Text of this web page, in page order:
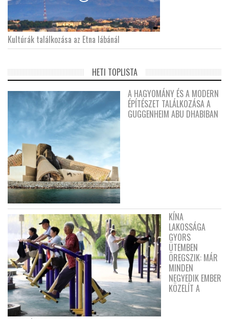
Kultúrák találkozása az Etna lábánál
HETI TOPLISTA
A HAGYOMÁNY ÉS A MODERN
ÉPÍTÉSZET TALÁLKOZÁSA A
GUGGENHEIM ABU DHABIBAN
KÍNA
LAKOSSÁGA
GYORS
ÜTEMBEN
ÖREGSZIK: MÁR
MINDEN
NEGYEDIK EMBER
KÖZELÍT A